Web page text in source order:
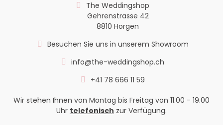
The Weddingshop
Gehrenstrasse 42
8810 Horgen
Besuchen Sie uns in unserem Showroom
info@the-weddingshop.ch
+41 78 666 11 59
Wir stehen Ihnen von Montag bis Freitag von 11.00 - 19.00
Uhr telefonisch zur Verfügung.